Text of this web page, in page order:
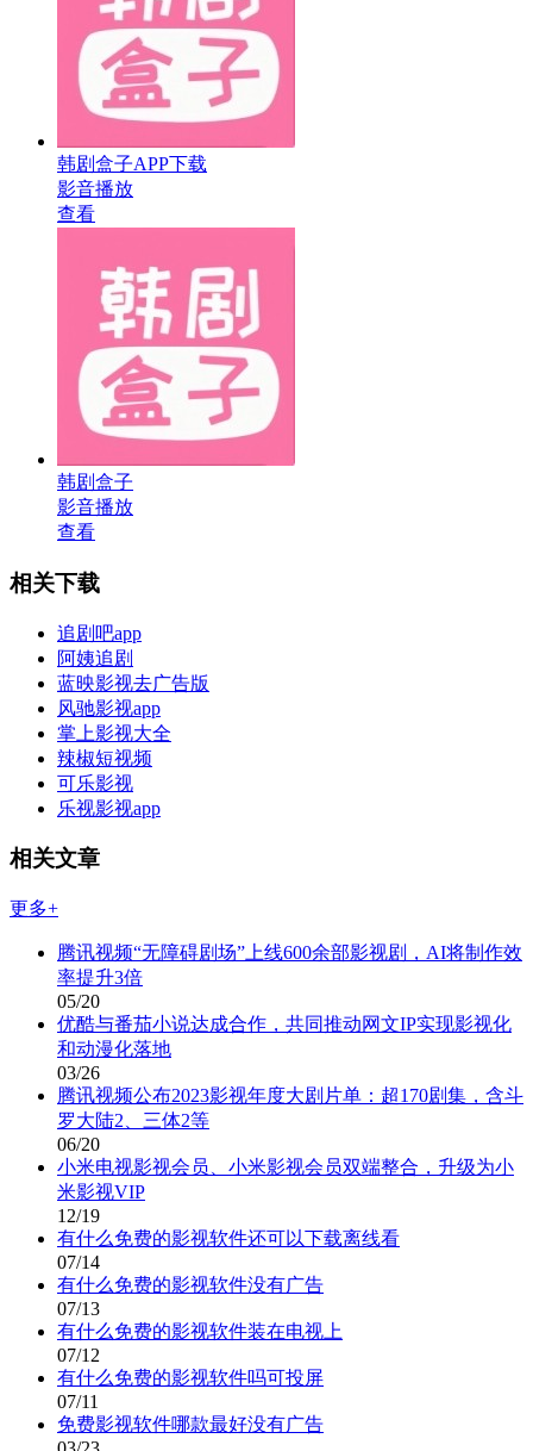
韩剧盒子APP下载
影音播放
查看
韩剧盒子
影音播放
查看
相关下载
追剧吧app
阿姨追剧
蓝映影视去广告版
风驰影视app
掌上影视大全
辣椒短视频
可乐影视
乐视影视app
相关文章
更多+
腾讯视频“无障碍剧场”上线600余部影视剧，AI将制作效
率提升3倍
05/20
优酷与番茄小说达成合作，共同推动网文IP实现影视化
和动漫化落地
03/26
腾讯视频公布2023影视年度大剧片单：超170剧集，含斗
罗大陆2、三体2等
06/20
小米电视影视会员、小米影视会员双端整合，升级为小
米影视VIP
12/19
有什么免费的影视软件还可以下载离线看
07/14
有什么免费的影视软件没有广告
07/13
有什么免费的影视软件装在电视上
07/12
有什么免费的影视软件吗可投屏
07/11
免费影视软件哪款最好没有广告